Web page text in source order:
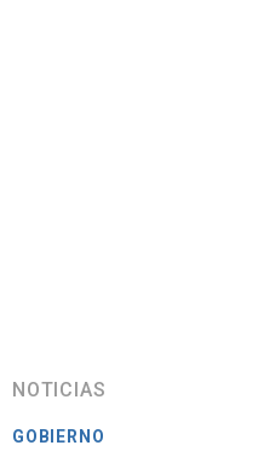
NOTICIAS
GOBIERNO